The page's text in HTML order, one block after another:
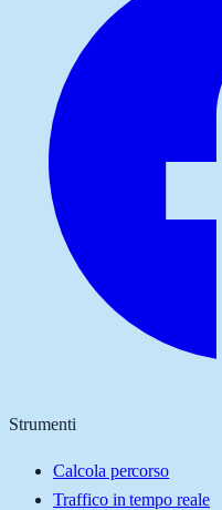
Strumenti
Calcola percorso
Traffico in tempo reale